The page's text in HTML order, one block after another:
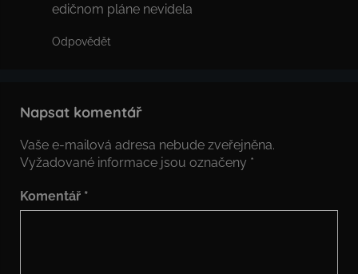
edičnom pláne nevidela
Odpovědět
Napsat komentář
Vaše e-mailová adresa nebude zveřejněna.
Vyžadované informace jsou označeny *
Komentář *